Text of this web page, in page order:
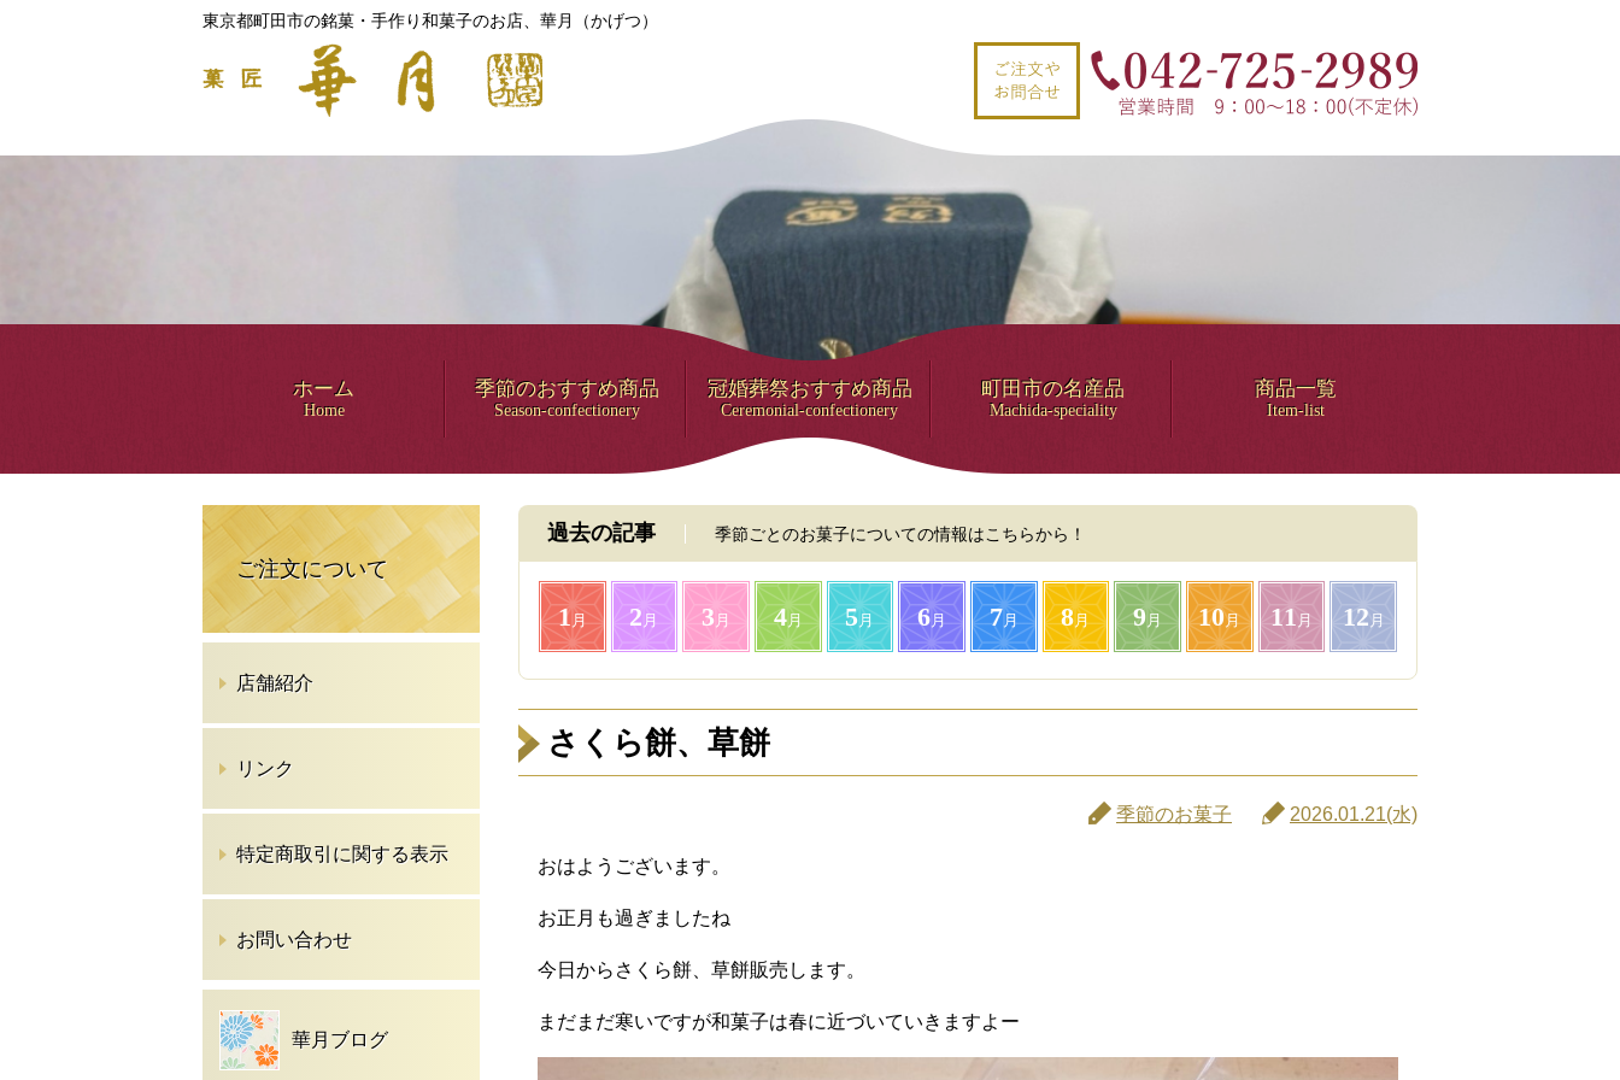
東京都町田市の銘菓・手作り和菓子のお店、華月（かげつ）
ホーム
Home
季節のおすすめ商品
Season-confectionery
冠婚葬祭おすすめ商品
Ceremonial-confectionery
町田市の名産品
Machida-speciality
商品一覧
Item-list
過去の記事 季節ごとのお菓子についての情報はこちらから！
1月 2 月 3 月 4月 5月 6月 7月 8月 9月 10月 11 月 12 月
さくら餅、草餅
季節のお菓子 2026.01.21(水)
おはようございます。
お正月も過ぎましたね
今日からさくら餅、草餅販売します。
まだまだ寒いですが和菓子は春に近づいていきますよー
ご注文について
店舗紹介
リンク
特定商取引に関する表示
お問い合わせ
華月ブログ